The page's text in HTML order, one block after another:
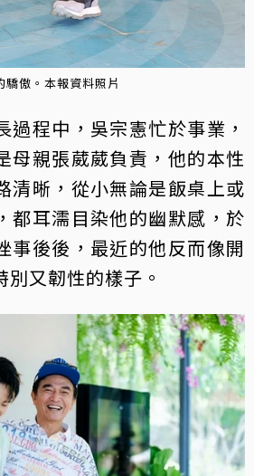
傲。本報資料照片
過程中，吳宗憲忙於事業，
母親張葳葳負責，他的本性
清晰，從小無論是飯桌上或
都耳濡目染他的幽默感，於
事後後，最近的他反而像開
又韌性的樣子。